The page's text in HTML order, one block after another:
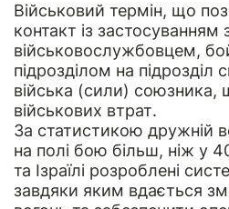
Військовий термін, що
контакт із застосуванням
військовослужбовцем,
підрозділом на підрозділ
війська (сили) союзника,
військових втрат.
За статистикою дружній
на полі бою більш, ніж у
та Ізраїлі розроблені
завдяки яким вдається